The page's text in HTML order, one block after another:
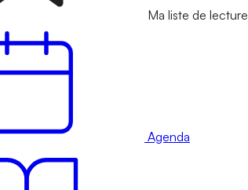
Ma liste de lecture
Agenda